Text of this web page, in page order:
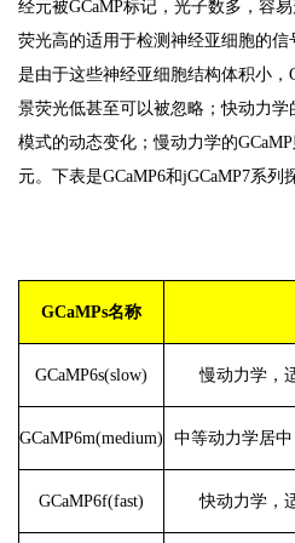
经元被GCaMP标记，光子数多，容
荧光高的适用于检测神经亚细胞的
是由于这些神经亚细胞结构体积小，
景荧光低甚至可以被忽略；快动力学
模式的动态变化；慢动力学的
元。下表是GCaMP6和jGCaMP7系列
GCaMPs名称
GCaMP6s(slow) 慢动力学，
GCaMP6m(medium) 中等动力学居
GCaMP6f(fast) 快动力学，